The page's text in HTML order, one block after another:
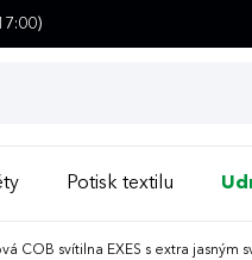
Potisk textilu
COB svítilna EXES s extra jasným